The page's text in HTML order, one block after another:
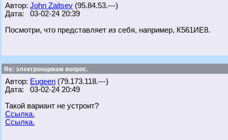
Автор: John Zaitsev (95.84.53.---)
Дата: 03-02-24 20:39
Посмотри, что представляет из себя, например, К561ИЕ8.
Re: электронщикам вопрос.
Автор: Eugeen (79.173.118.---)
Дата: 03-02-24 20:49
Такой вариант не устроит?
Ссылка.
Ссылка.